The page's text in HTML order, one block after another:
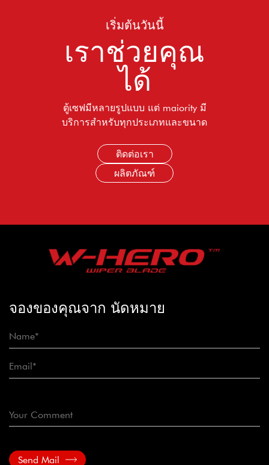
เริ่มต้นวันนี้
เราช่วยคุณ
ได้
ตู้เซฟมีหลายรูปแบบ แต่ maiority มี
บริการสำหรับทุกประเภทและขนาด
ติดต่อเรา
ผลิตภัณฑ์
จองของคุณจาก นัดหมาย
Send Mail